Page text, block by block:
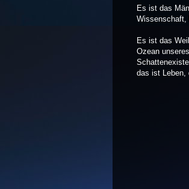
Es ist das
Wissenschaft,
Es ist das
Ozean
das ist Leben,